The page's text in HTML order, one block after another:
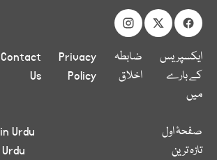
ایکسپریس
کے بارے
میں
ضابطہ
اخلاق
Privacy
Policy
Contact
Us
صفحۂ اول
تازہ ترین
Urdu